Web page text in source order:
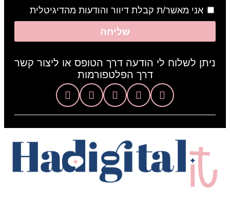
אני מאשר/ת קבלת דיוור והודעות מהדיגיטלית
שליחה
ניתן לשלוח לי הודעה דרך הטופס או ליצור קשר
דרך הפלטפורמות